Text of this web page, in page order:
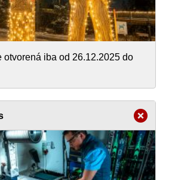
otvorená iba od 26.12.2025 do